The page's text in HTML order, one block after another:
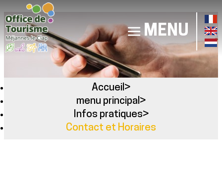
MENU
Accueil >
menu principal >
Infos pratiques>
Contact et Horaires